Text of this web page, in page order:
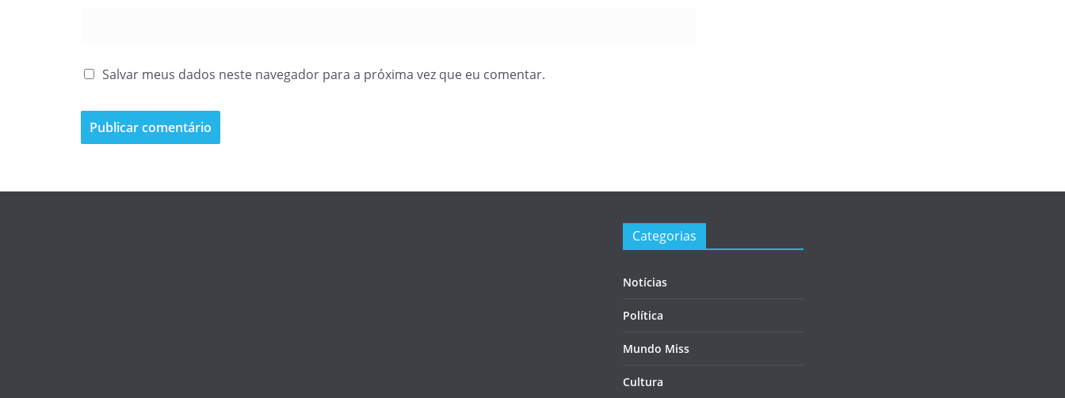
Salvar meus dados neste navegador para a próxima vez que eu comentar.
Categorias
Notícias
Política
Mundo Miss
Cultura